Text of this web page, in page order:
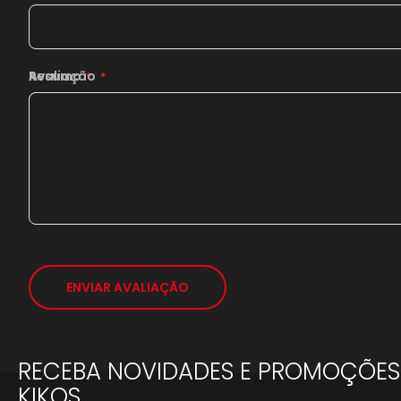
Resumo
Avaliação
ENVIAR AVALIAÇÃO
RECEBA NOVIDADES E